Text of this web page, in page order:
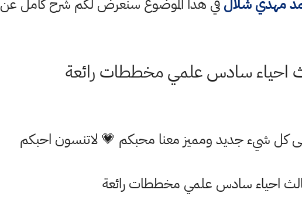
احياء سادس علمي مخططات رائعة
كل شيء جديد ومميز معنا محبكم 💗 لاتنسون احبكم
احياء سادس علمي مخططات رائعة